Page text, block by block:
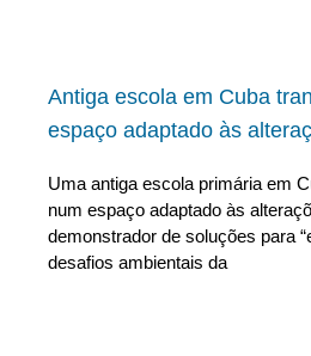
Antiga escola em Cuba
espaço adaptado às
Uma antiga escola primária em
num espaço adaptado às
demonstrador de soluções para
desafios ambientais da